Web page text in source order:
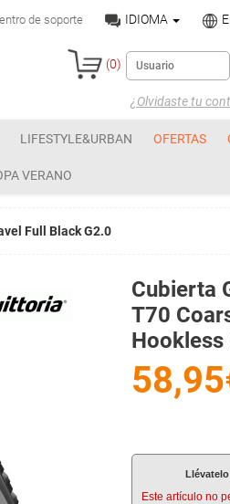
de soporte IDIOMA
(0)
¿Olvidaste tu
LIFESTYLE&URBAN OFERTAS
VERANO
Full Black G2.0
Cubierta
T70
Hookless
Este artículo no